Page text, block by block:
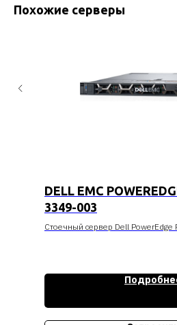
Похожие серверы
DELL EMC
3349-003
Стоечный сервер Dell PowerEdge
PNBD